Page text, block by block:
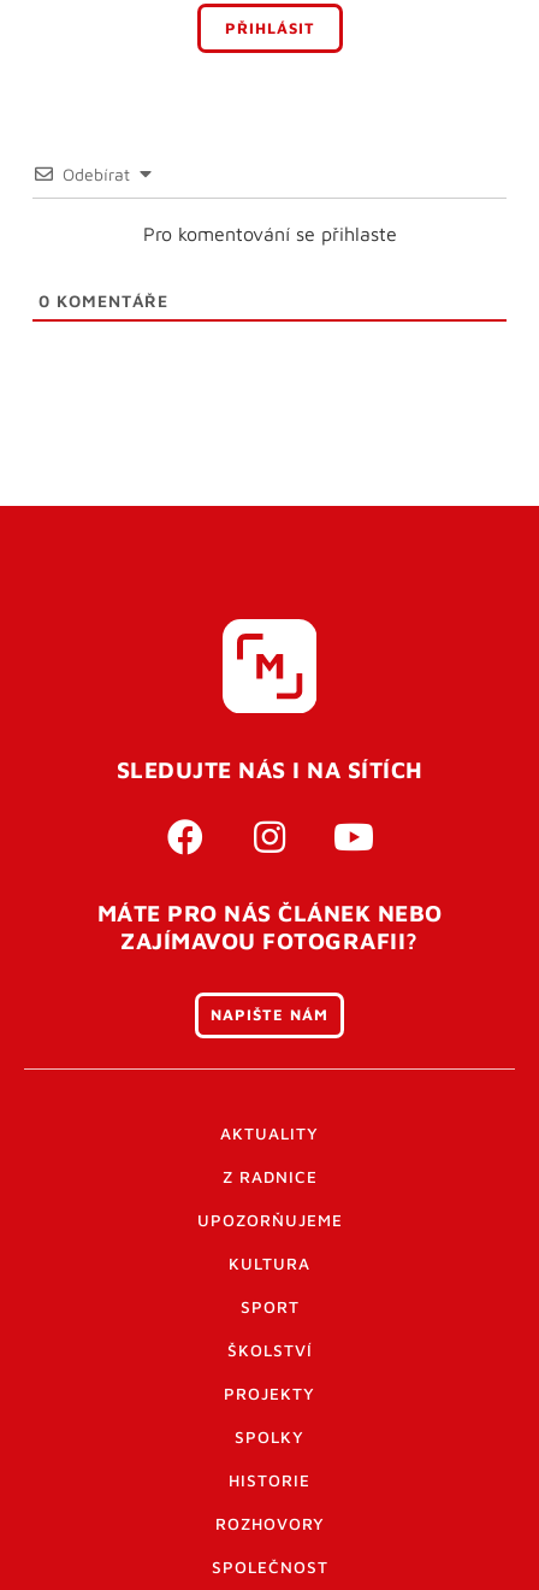
PŘIHLÁSIT
Odebírat
Pro komentování se přihlaste
0 KOMENTÁŘE
SLEDUJTE NÁS I NA SÍTÍCH
MÁTE PRO NÁS ČLÁNEK NEBO
ZAJÍMAVOU FOTOGRAFII?
NAPIŠTE NÁM
AKTUALITY
Z RADNICE
UPOZORŇUJEME
KULTURA
SPORT
ŠKOLSTVÍ
PROJEKTY
SPOLKY
HISTORIE
ROZHOVORY
SPOLEČNOST